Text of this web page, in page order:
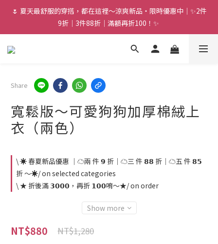
🌷 夏天最舒服的穿搭，都在這裡～涼爽新品・限時優惠中｜✨2件
9折｜3件88折｜滿額再折100！✨
Share
寬鬆版～可愛狗狗加厚棉絨上
衣（兩色）
\ ☀️ 春夏新品優惠 ｜☁️兩 件 𝟵 折｜☁️三 件 𝟴𝟴 折｜☁️五 件 𝟴𝟱
折 ～☀️/ on selected categories
\ ★ 折後滿 𝟯𝟬𝟬𝟬，再折 𝟭𝟬𝟬唷～★/ on order
Show more
NT$880 NT$1,280